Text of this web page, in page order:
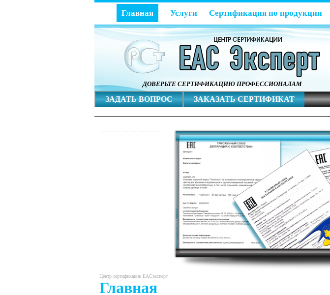
Главная Услуги Сертификация по продукции
ДОВЕРЬТЕ СЕРТИФИКАЦИЮ ПРОФЕССИОНАЛАМ
ЗАДАТЬ ВОПРОС ЗАКАЗАТЬ СЕРТИФИКАТ
Центр сертификации ЕАСэксперт
Главная